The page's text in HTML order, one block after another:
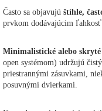
Často sa objavujú štíhle,
prvkom dodávajúcim
Minimalistické alebo
open systémom) udržujú
priestrannými zásuvkami,
posuvnými dvierkami.